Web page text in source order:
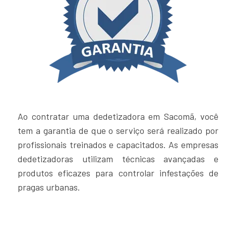
Ao contratar uma dedetizadora em Sacomã, você
tem a garantia de que o serviço será realizado por
profissionais treinados e capacitados. As empresas
dedetizadoras utilizam técnicas avançadas e
produtos eficazes para controlar infestações de
pragas urbanas.